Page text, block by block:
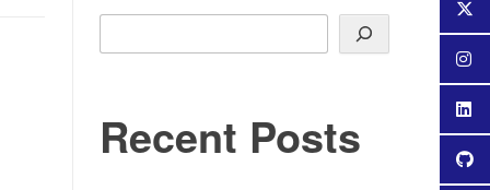
Search
Recent Posts